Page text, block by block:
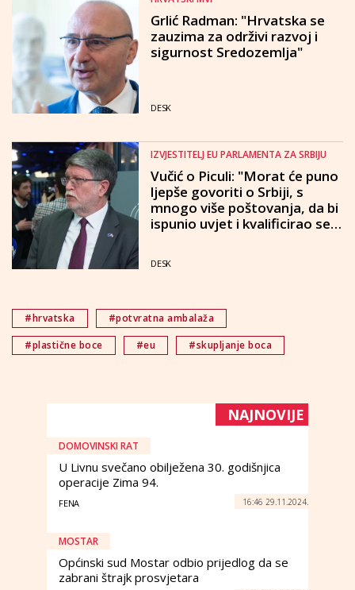
Grlić Radman: "Hrvatska se
zauzima za održivi razvoj i
sigurnost Sredozemlja"
DESK
IZVJESTITELJ EU PARLAMENTA ZA SRBIJU
Vučić o Piculi: "Morat će puno
ljepše govoriti o Srbiji, s
mnogo više poštovanja, da bi
ispunio uvjet i kvalificirao se
DESK
#hrvatska
#potvratna ambalaža
#plastične boce
#eu #skupljanje boca
NAJNOVIJE
DOMOVINSKI RAT
U Livnu svečano obilježena 30. godišnjica
operacije Zima 94.
FENA 16:46 29.11.2024.
MOSTAR
Općinski sud Mostar odbio prijedlog da se
zabrani štrajk prosvjetara